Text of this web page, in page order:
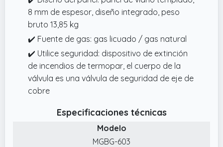
8 mm de espesor, diseño integrado, peso
bruto 13,85 kg
✔️ Fuente de gas: gas licuado / gas natural
✔️ Utilice seguridad: dispositivo de extinción
de incendios de termopar, el cuerpo de la
válvula es una válvula de seguridad de eje de
cobre
Especificaciones técnicas
Modelo
MGBG-603